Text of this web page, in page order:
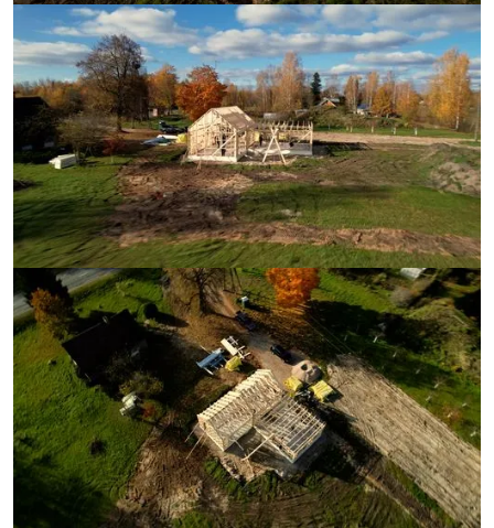
Label
Label
Lieferungen beginnen ab dem14. September 2026
Label
Zustimmung zur Optimierung der Dachkonstruktion
Absenden ABSENDEN